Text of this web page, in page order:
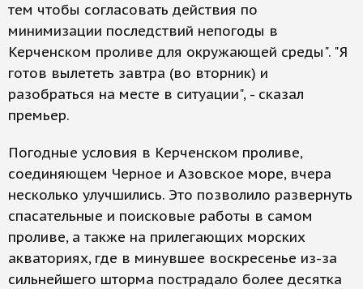
тем чтобы согласовать действия по
минимизации последствий непогоды в
Керченском проливе для окружающей среды". "Я
готов вылететь завтра (во вторник) и
разобраться на месте в ситуации", - сказал
премьер.
Погодные условия в Керченском проливе,
соединяющем Черное и Азовское море, вчера
несколько улучшились. Это позволило развернуть
спасательные и поисковые работы в самом
проливе, а также на прилегающих морских
акваториях, где в минувшее воскресенье из-за
сильнейшего шторма пострадало более десятка